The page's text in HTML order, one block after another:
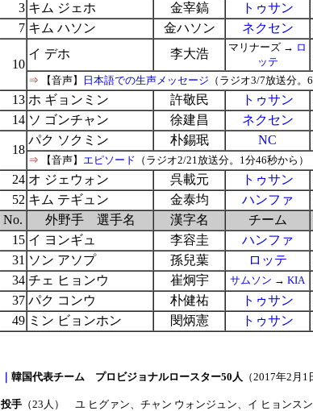
3 キム ジェホ 金宰鎬 トゥサン
7 キム ハソン 金ハソン ネクセン
10
イ デホ 李大浩 マリナーズ → ロ
ッテ
⇒ 【音声】 日本語での生声メッセージ （ラジオ3/7放送分。
13 ホ ギョンミン 許敬民 トゥサン
14 ソ ゴンチャン 徐建昌 ネクセン
18
パク ソクミン 朴錫珉 NC
⇒ 【音声】 エピソード （ラジオ2/21放送分。1分46秒から）
24 オ ジェウォン 呉載元 トゥサン
52 キム テギュン 金泰均 ハンファ
No.
外野手 選手名 漢字名 チーム
15 イ ヨンギュ 李容圭 ハンファ
31 ソン アソプ 孫兒葉 ロッテ
34 チェ ヒョンウ 崔炯宇 サムソン → KIA
37 パク コンウ 朴健祐 トゥサン
49 ミン ビョンホン 閔炳憲 トゥサン
韓国代表チーム プロビジョナルロースター50人 （2017年2月1
投手 （23人） ユ ヒグァン、チャン ウォンジュン、イ ヒョンスン